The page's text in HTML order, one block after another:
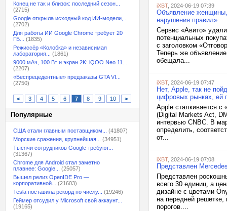
Конец не так и близок: последний сезон...
(2715)
Google открыла исходный код ИИ-модели,...
(2702)
Для работы ИИ Google Chrome требует 20
ГБ...
(1835)
Режиссёр «Колобка» и независимая
лаборатория...
(1861)
9000 мАч, 100 Вт и экран 2K: iQOO Neo 11...
(2207)
«Беспрецедентные» предзаказы GTA VI...
(2750)
< 3 4 5 6 7 8 9 10 >
Популярные
США стали главным поставщиком...
(41807)
Морские сражения, крупнейшая...
(34951)
Тысячи сотрудников Google требуют...
(31367)
Chrome для Android стал заметно
плавнее: Google...
(25057)
Вышел релиз OpenIDE Pro —
корпоративной...
(21603)
Tesla поставила рекорд по числу...
(19246)
Геймер отсудил у Microsoft свой аккаунт...
(19165)
iXBT, 2024-06-19 07:39
Объявление женщины,
нарушения правил»
Сервис «Авито»
потенциальных
с заголовком
Теперь же
обещала...
iXBT, 2024-06-19 07:47
Нет, Apple, так не
цифровых рынках, ей
Apple сталкивается
(Digital Markets Act,
интервью CNBC. В
определить,
от...
iXBT, 2024-06-19 07:08
Представлен
Представлен
всего 30 единиц, а
дизайне с цветами
на передней решетке,
порогов....